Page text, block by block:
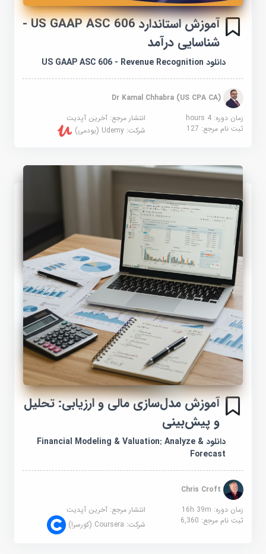
آموزش استاندارد US GAAP ASC 606 -
شناسایی درآمد
دانلود US GAAP ASC 606 - Revenue Recognition
Dr Kamal Chhabra (US CPA CA)
زمان دوره: 4 hours
انتشار مرجع:آخرین آپدیت
ثبت نام مرجع:127 شرکت:Udemy (یودمی)
آموزش مدل‌سازی مالی و ارزیابی: تحلیل
و پیش‌بینی
دانلود Financial Modeling & Valuation: Analyze &
Forecast
Chris Croft
زمان دوره: 16h 39m
انتشار مرجع:آخرین آپدیت
ثبت نام مرجع:6,360 شرکت:Coursera (کورسرا)